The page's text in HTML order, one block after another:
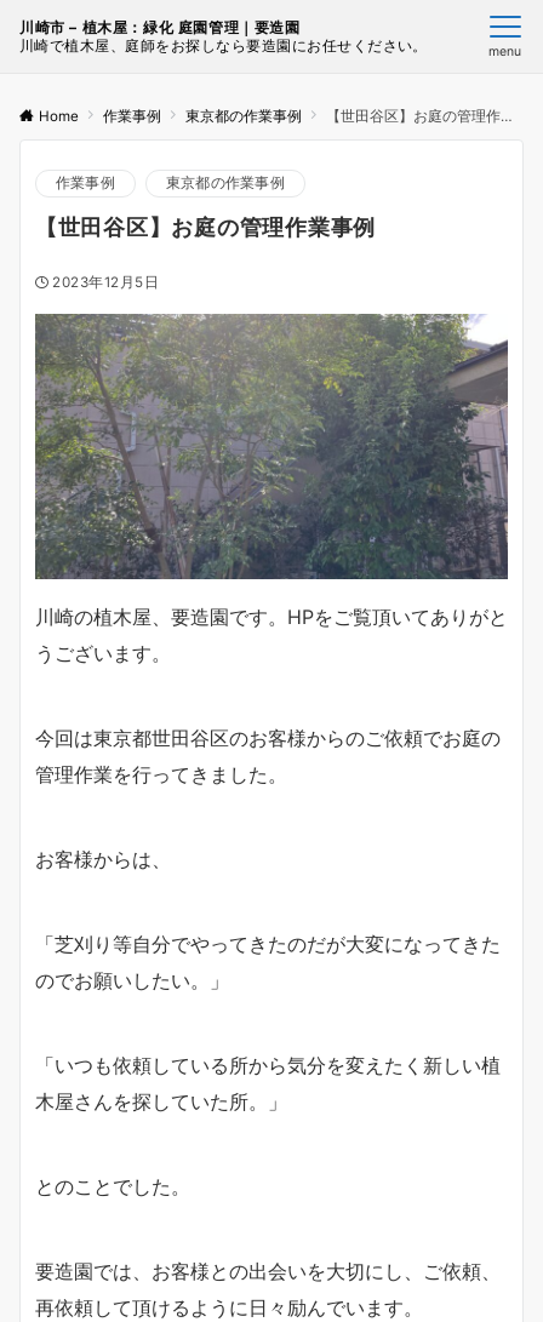
川崎市 – 植木屋：緑化 庭園管理｜要造園
川崎で植木屋、庭師をお探しなら要造園にお任せください。
menu
Home 作業事例 東京都の作業事例 【世田谷区】お庭の管理作業事例
作業事例 東京都の作業事例
【世田谷区】お庭の管理作業事例
2023年12月5日
川崎の植木屋、要造園です。HPをご覧頂いてありがと
うございます。
今回は東京都世田谷区のお客様からのご依頼でお庭の
管理作業を行ってきました。
お客様からは、
「芝刈り等自分でやってきたのだが大変になってきた
のでお願いしたい。」
「いつも依頼している所から気分を変えたく新しい植
木屋さんを探していた所。」
とのことでした。
要造園では、お客様との出会いを大切にし、ご依頼、
再依頼して頂けるように日々励んでいます。